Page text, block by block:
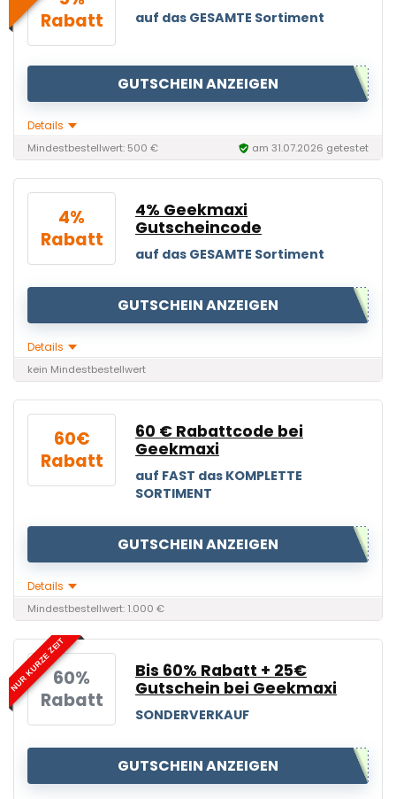
Rabatt
auf das GESAMTE Sortiment
GUTSCHEIN ANZEIGEN
Details
Mindestbestellwert: 500 € am 31.07.2026 getestet
4%
Rabatt
4% Geekmaxi
Gutscheincode
auf das GESAMTE Sortiment
GUTSCHEIN ANZEIGEN
Details
kein Mindestbestellwert
60€
Rabatt
60 € Rabattcode bei
Geekmaxi
auf FAST das KOMPLETTE
SORTIMENT
GUTSCHEIN ANZEIGEN
Details
Mindestbestellwert: 1.000 €
NUR KURZE ZEIT60%
Rabatt
Bis 60% Rabatt + 25€
Gutschein bei Geekmaxi
SONDERVERKAUF
GUTSCHEIN ANZEIGEN